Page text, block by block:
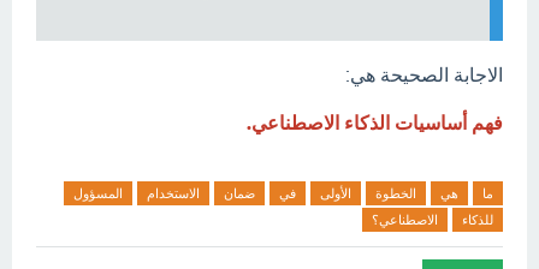
الاجابة الصحيحة هي:
فهم أساسيات الذكاء الاصطناعي.
ما هي الخطوة الأولى في ضمان الاستخدام
المسؤول
للذكاء
الاصطناعي؟